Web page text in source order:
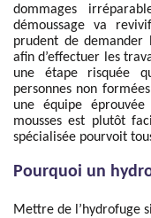
dommages
démoussage va
prudent de demander
afin d’effectuer les
une étape risquée
personnes non
une équipe
mousses est plutôt
spécialisée pourvoit
Pourquoi un
Mettre de l’hydrofuge